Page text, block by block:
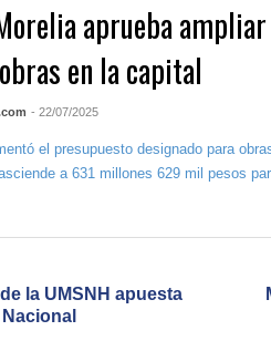
aprueba ampliar
en la capital
- 22/07/2025
el presupuesto designado para
a 631 millones 629 mil pesos
la UMSNH apuesta